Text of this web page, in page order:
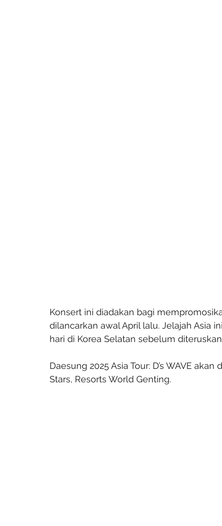
Konsert ini diadakan bagi
dilancarkan awal April lalu. Jelajah Asia
hari di Korea Selatan sebelum
Daesung 2025 Asia Tour: D’s WAVE
Stars, Resorts World Genting.